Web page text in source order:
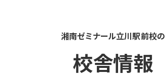
湘南ゼミナール立川駅前校の
校舎情報